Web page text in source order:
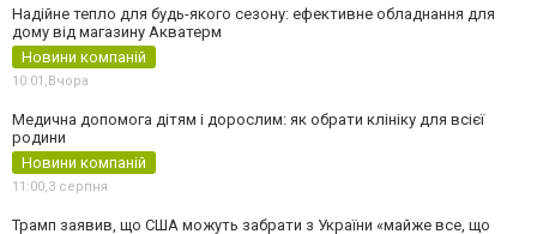
Надійне тепло для будь-якого сезону: ефективне обладнання для
дому від магазину Акватерм
Новини компаній
10:01,Вчора
Медична допомога дітям і дорослим: як обрати клініку для всієї
родини
Новини компаній
11:00,3 серпня
Трамп заявив, що США можуть забрати з України «майже все, що